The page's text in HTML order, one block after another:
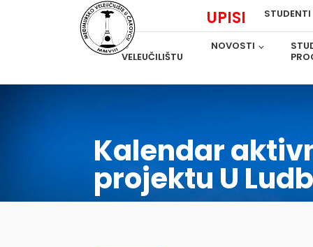
UPISI STUDENTI
O
VELEUČILIŠTU
NOVOSTI
Kalendar
projektu U